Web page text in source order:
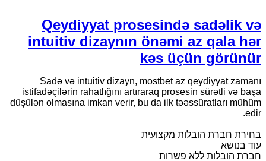
Qeydiyyat prosesində sadəlik və
intuitiv dizaynın önəmi az qala hər
kəs üçün görünür
Sadə və intuitiv dizayn, mostbet az qeydiyyat zamanı
istifadəçilərin rahatlığını artıraraq prosesin sürətli və başa
düşülən olmasına imkan verir, bu da ilk təəssüratları mühüm
edir.
בחירת חברת הובלות מקצועית
עוד בנושא
חברת הובלות ללא פשרות